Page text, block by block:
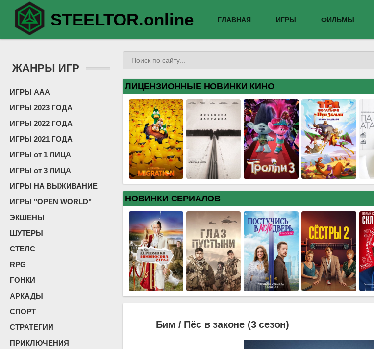
STEELTOR.online ГЛАВНАЯ ИГРЫ ФИЛЬМЫ
ЖАНРЫ ИГР
ИГРЫ ААА
ИГРЫ 2023 ГОДА
ИГРЫ 2022 ГОДА
ИГРЫ 2021 ГОДА
ИГРЫ от 1 ЛИЦА
ИГРЫ от 3 ЛИЦА
ИГРЫ НА ВЫЖИВАНИЕ
ИГРЫ "OPEN WORLD"
ЭКШЕНЫ
ШУТЕРЫ
СТЕЛС
RPG
ГОНКИ
АРКАДЫ
СПОРТ
СТРАТЕГИИ
ПРИКЛЮЧЕНИЯ
ЛИЦЕНЗИОННЫЕ НОВИНКИ КИНО
НОВИНКИ СЕРИАЛОВ
Бим / Пёс в законе (3 сезон)